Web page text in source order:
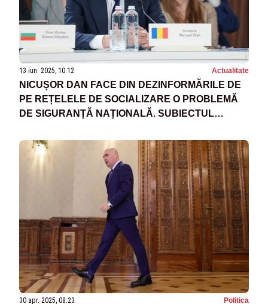
13 iun. 2025, 10:12 Actualitate
NICUȘOR DAN FACE DIN DEZINFORMĂRILE DE
PE REȚELELE DE SOCIALIZARE O PROBLEMĂ
DE SIGURANȚĂ NAȚIONALĂ. SUBIECTUL
30 apr. 2025, 08:23 Politica